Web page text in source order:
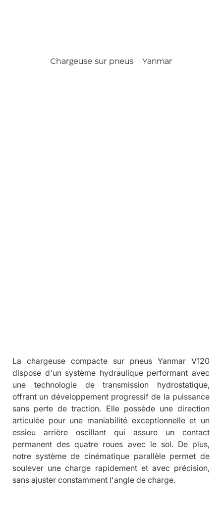
Chargeuse sur pneus Yanmar
La chargeuse compacte sur pneus Yanmar V120
dispose d'un système hydraulique performant avec
une technologie de transmission hydrostatique,
offrant un développement progressif de la puissance
sans perte de traction. Elle possède une direction
articulée pour une maniabilité exceptionnelle et un
essieu arrière oscillant qui assure un contact
permanent des quatre roues avec le sol. De plus,
notre système de cinématique parallèle permet de
soulever une charge rapidement et avec précision,
sans ajuster constamment l'angle de charge.